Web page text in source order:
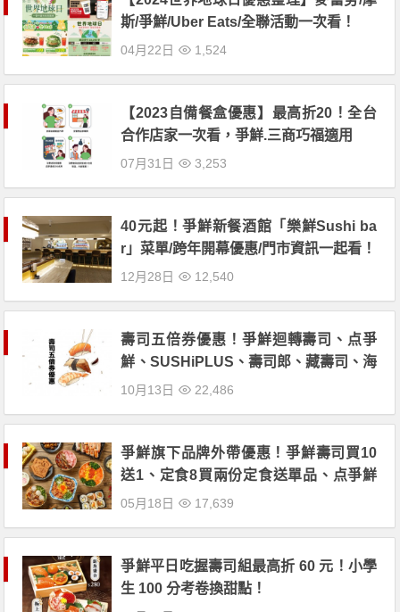
斯/爭鮮/Uber Eats/全聯活動一次看！
04月22日 1,524
【2023自備餐盒優惠】最高折20！全台
合作店家一次看，爭鮮.三商巧福適用
07月31日 3,253
40元起！爭鮮新餐酒館「樂鮮Sushi ba
r」菜單/跨年開幕優惠/門市資訊一起看！
12月28日 12,540
壽司五倍券優惠！爭鮮迴轉壽司、点爭
鮮、SUSHiPLUS、壽司郎、藏壽司、海
壽司一次看！
10月13日 22,486
爭鮮旗下品牌外帶優惠！爭鮮壽司買10
送1、定食8買兩份定食送單品、点爭鮮
單筆消費滿500元享8折！
05月18日 17,639
爭鮮平日吃握壽司組最高折 60 元！小學
生 100 分考卷換甜點！